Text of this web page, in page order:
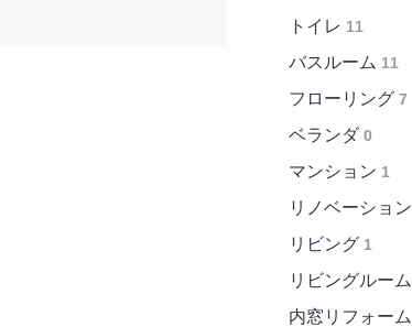
トイレ 11
バスルーム 11
フローリング 7
ベランダ 0
マンション 1
リノベーション
リビング 1
リビングルーム
内窓リフォーム